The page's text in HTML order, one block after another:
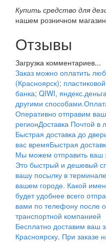
Купить средство для
нашем розничном
Отзывы
Загрузка комментариев...
Заказ можно оплатить
(Красноярск);
банка; QIWI,
другими способами.
Оперативно отправим
регионДоставка Почтой в
Быстрая доставка до
вас времяБыстрая
Мы можем отправить ваш
Это быстрый и дешевый
вашу посылку в
вашем городе. Какой
будет удобнее всего
вами по телефону после
транспортной компанией
Бесплатно доставим ваш
Красноярску. При заказе